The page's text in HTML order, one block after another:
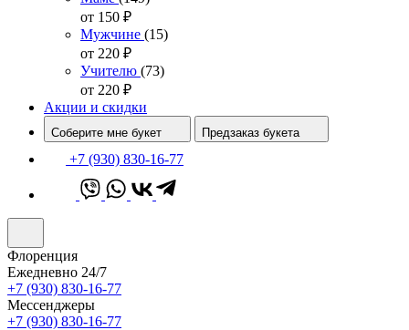
от 150 ₽
Мужчине (15)
от 220 ₽
Учителю (73)
от 220 ₽
Акции и скидки
Соберите мне букет Предзаказ букета
+7 (930) 830-16-77
Флоренция
Ежедневно 24/7
+7 (930) 830-16-77
Мессенджеры
+7 (930) 830-16-77